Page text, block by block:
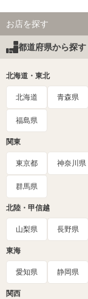
お店を探す
都道府県から探す
北海道・東北
北海道 青森県
福島県
関東
東京都 神奈川県
群馬県
北陸・甲信越
山梨県 長野県
東海
愛知県 静岡県
関西